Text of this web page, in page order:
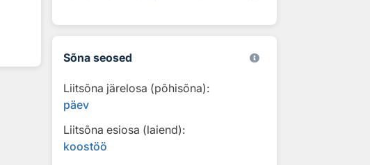
Sõna seosed
Liitsõna järelosa (põhisõna):
päev
Liitsõna esiosa (laiend):
koostöö